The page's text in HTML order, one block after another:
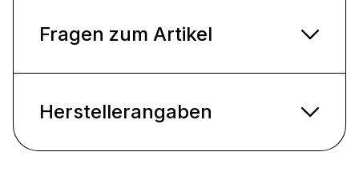
Fragen zum Artikel
Herstellerangaben